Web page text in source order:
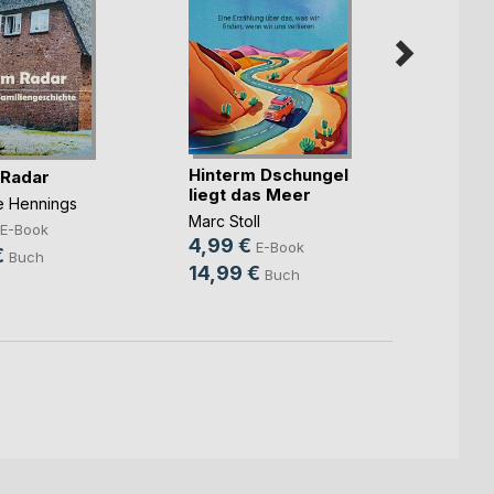
Hennings
E-Book
Buch
Hinterm Dschungel
liegt das Meer
Marc Stoll
4,99 € E-Book
14,99 € Buch